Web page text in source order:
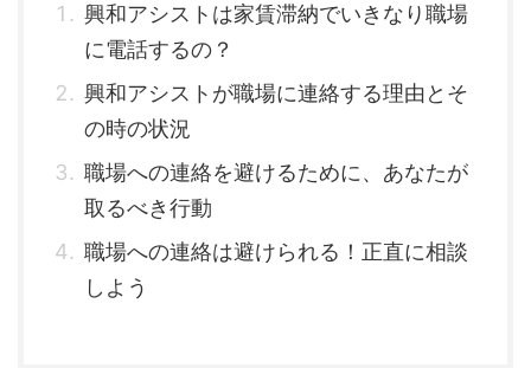
興和アシストは家賃滞納でいきなり職場
に電話するの？
興和アシストが職場に連絡する理由とそ
の時の状況
職場への連絡を避けるために、あなたが
取るべき行動
職場への連絡は避けられる！正直に相談
しよう